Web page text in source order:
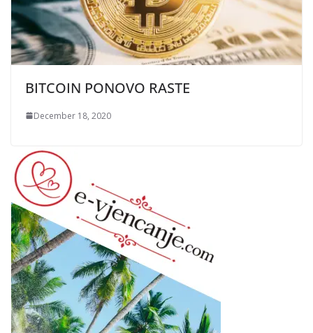
BITCOIN PONOVO RASTE
December 18, 2020